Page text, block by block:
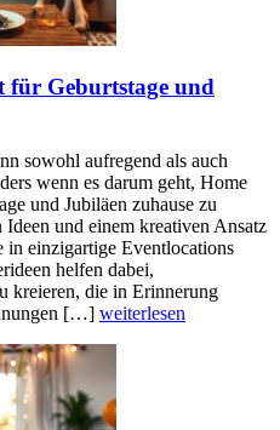
für Geburtstage und
sowohl aufregend als auch
wenn es darum geht, Home
und Jubiläen zuhause zu
und einem kreativen Ansatz
in einzigartige Eventlocations
helfen dabei,
kreieren, die in Erinnerung
[…] weiterlesen